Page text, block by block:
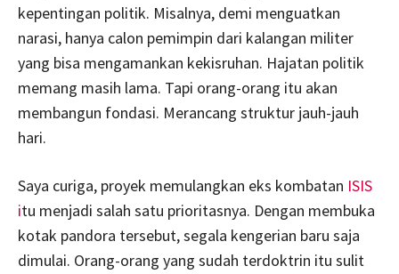
kepentingan politik. Misalnya, demi menguatkan
narasi, hanya calon pemimpin dari kalangan militer
yang bisa mengamankan kekisruhan. Hajatan politik
memang masih lama. Tapi orang-orang itu akan
membangun fondasi. Merancang struktur jauh-jauh
hari.
Saya curiga, proyek memulangkan eks kombatan ISIS
itu menjadi salah satu prioritasnya. Dengan membuka
kotak pandora tersebut, segala kengerian baru saja
dimulai. Orang-orang yang sudah terdoktrin itu sulit